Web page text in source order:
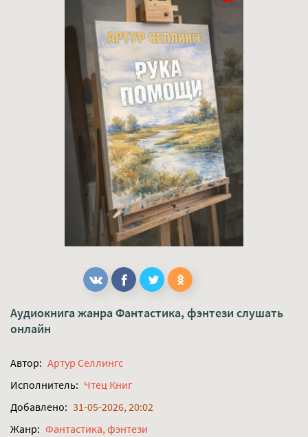
Аудиокнига жанра Фантастика, фэнтези слушать
онлайн
Автор: Артур Селлингс
Исполнитель: Чтец Книг
Добавлено: 31-05-2026, 20:02
Жанр: Фантастика, фэнтези